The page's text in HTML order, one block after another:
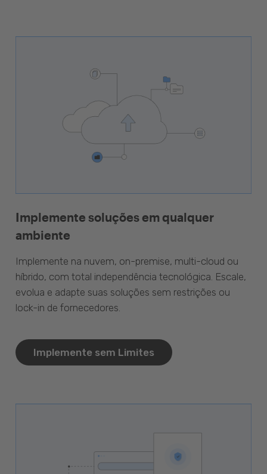
Implemente soluções em qualquer
ambiente
Implemente na nuvem, on-premise, multi-cloud ou
híbrido, com total independência tecnológica. Escale,
evolua e adapte suas soluções sem restrições ou
lock-in de fornecedores.
Implemente sem Limites